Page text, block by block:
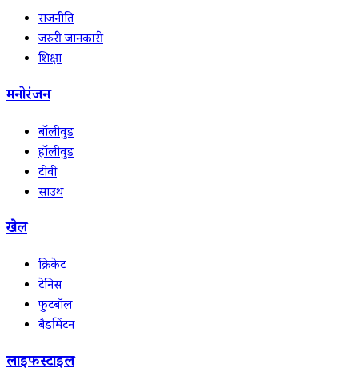
राजनीति
जरुरी जानकारी
शिक्षा
मनोरंजन
बॉलीवुड
हॉलीवुड
टीवी
साउथ
खेल
क्रिकेट
टेनिस
फुटबॉल
बैडमिंटन
लाइफस्टाइल